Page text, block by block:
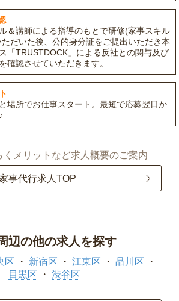
＆講師による指導のもとで研修(家事スキル
だいた後、公的身分証をご提出いただき本
「TRUSTDOCK」による反社との関与及び
確認させていただきます。
場所でお仕事スタート。最短で応募翌日か
くメリットなど求人概要のご案内
事代行求人TOP
辺の他の求人を探す
区 新宿区 江東区
品川区
目黒区
渋谷区